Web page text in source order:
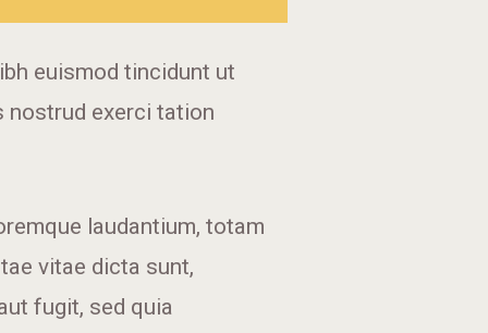
euismod tincidunt ut
nostrud exerci tation
laudantium, totam
vitae dicta sunt,
fugit, sed quia